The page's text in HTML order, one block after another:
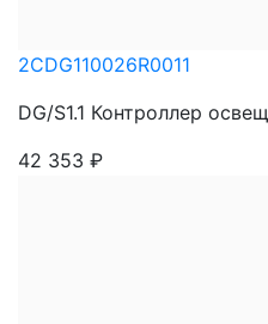
2CDG110026R0011
DG/S1.1 Контроллер
42 353 ₽